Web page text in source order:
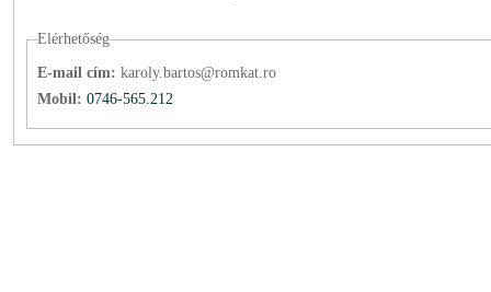
Elérhetőség
E-mail cím: karoly.bartos@romkat.ro
Mobil: 0746-565.212